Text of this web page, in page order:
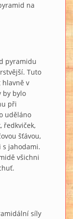
na
pyramidu
Tuto
hlavně v
by bylo
při
uděláno
ředkviček,
šťávou,
s jahodami.
všichni
síly